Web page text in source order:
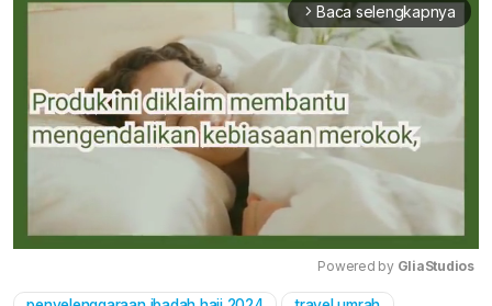
arrow_forward_ios Baca selengkapnya
Powered by GliaStudios